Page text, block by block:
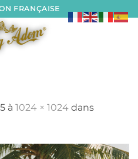
FRANÇAISE
à 1024 × 1024 dans